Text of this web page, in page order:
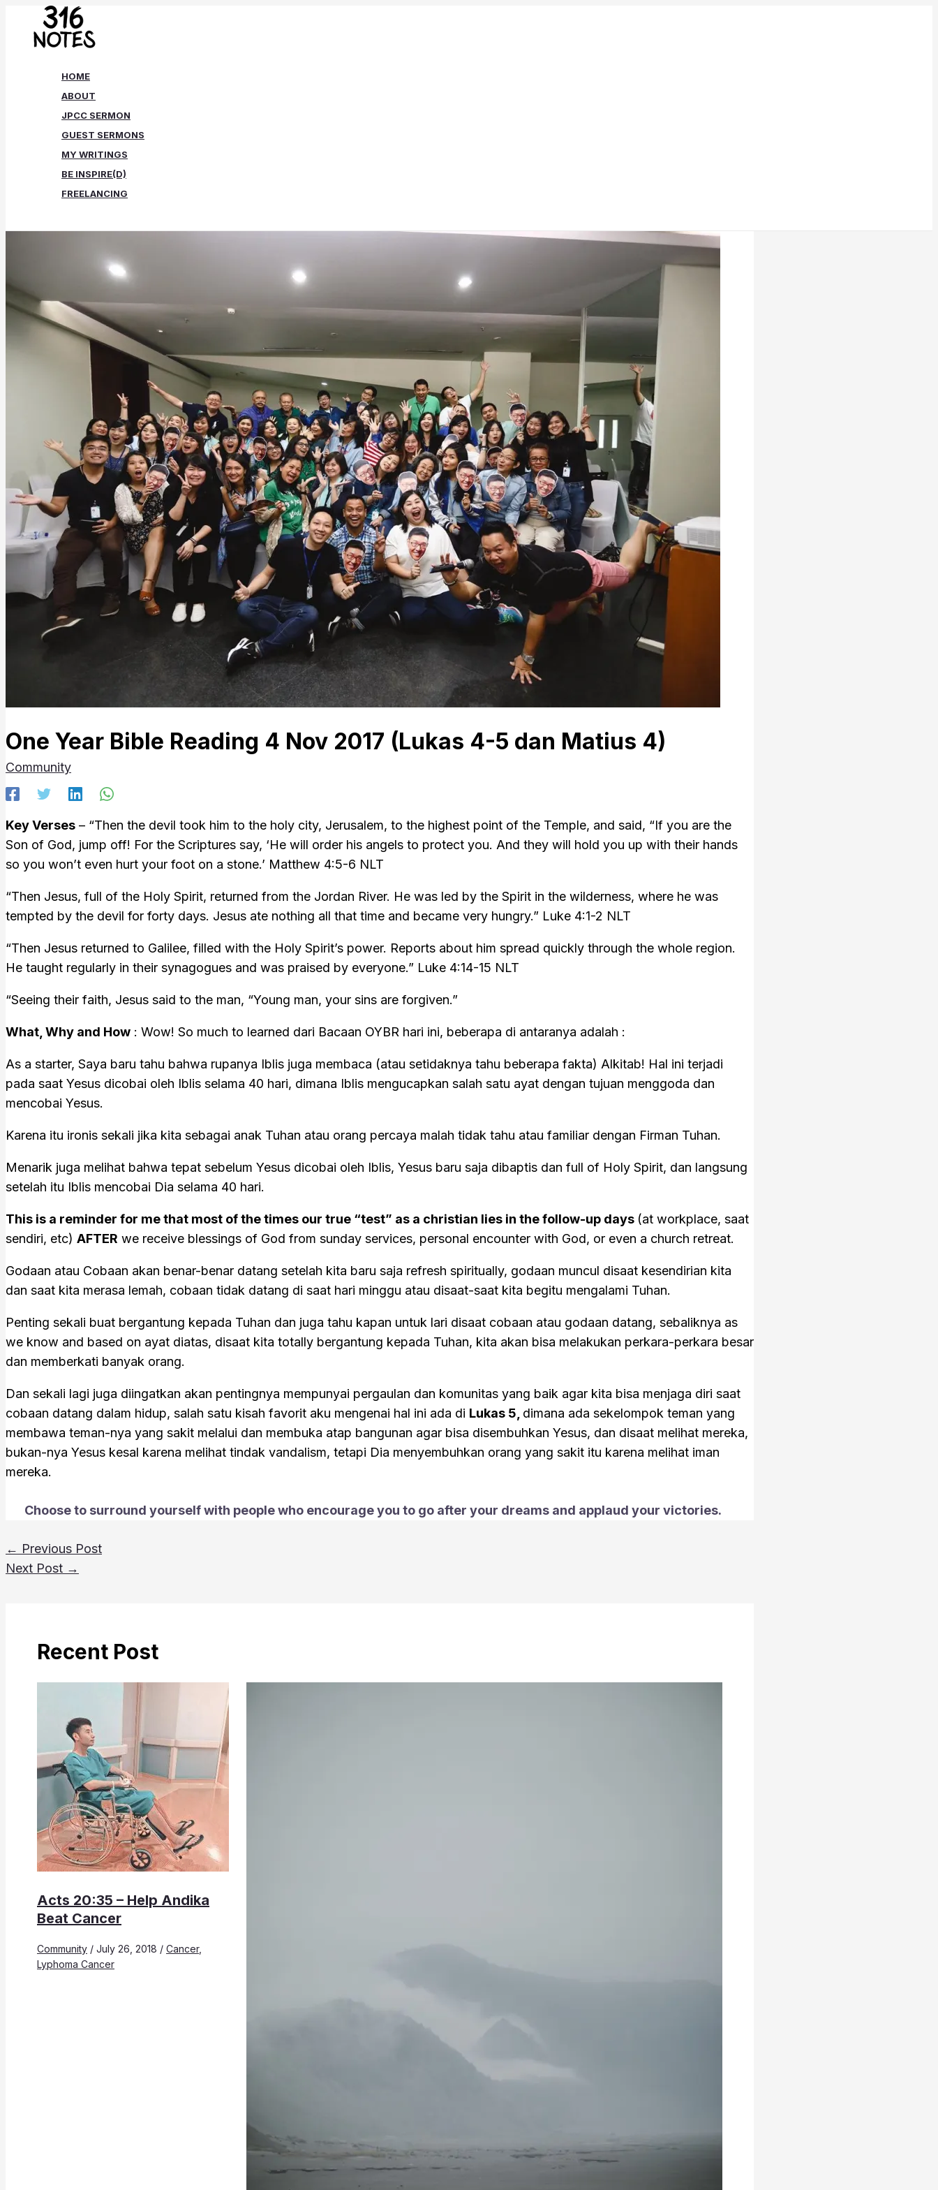
HOME
ABOUT
JPCC SERMON
GUEST SERMONS
MY WRITINGS
BE INSPIRE(D)
FREELANCING
One Year Bible Reading 4 Nov 2017 (Lukas 4-5 dan Matius 4)
Community
Key Verses – “Then the devil took him to the holy city, Jerusalem, to the highest point of the Temple, and said, “If you are the
Son of God, jump off! For the Scriptures say, ‘He will order his angels to protect you. And they will hold you up with their hands
so you won’t even hurt your foot on a stone.’ Matthew‬ ‭4:5-6‬ ‭NLT‬‬
“Then Jesus, full of the Holy Spirit, returned from the Jordan River. He was led by the Spirit in the wilderness, where he was
tempted by the devil for forty days. Jesus ate nothing all that time and became very hungry.” ‭‭Luke‬ ‭4:1-2‬ ‭NLT‬‬
“Then Jesus returned to Galilee, filled with the Holy Spirit’s power. Reports about him spread quickly through the whole region.
He taught regularly in their synagogues and was praised by everyone.” Luke‬ ‭4:14-15‬ ‭NLT‬‬
“Seeing their faith, Jesus said to the man, “Young man, your sins are forgiven.”
What, Why and How : Wow! So much to learned dari Bacaan OYBR hari ini, beberapa di antaranya adalah :
As a starter, Saya baru tahu bahwa rupanya Iblis juga membaca (atau setidaknya tahu beberapa fakta) Alkitab! Hal ini terjadi
pada saat Yesus dicobai oleh Iblis selama 40 hari, dimana Iblis mengucapkan salah satu ayat dengan tujuan menggoda dan
mencobai Yesus.
Karena itu ironis sekali jika kita sebagai anak Tuhan atau orang percaya malah tidak tahu atau familiar dengan Firman Tuhan.
Menarik juga melihat bahwa tepat sebelum Yesus dicobai oleh Iblis, Yesus baru saja dibaptis dan full of Holy Spirit, dan langsung
setelah itu Iblis mencobai Dia selama 40 hari.
This is a reminder for me that most of the times our true “test” as a christian lies in the follow-up days (at workplace, saat
sendiri, etc) AFTER we receive blessings of God from sunday services, personal encounter with God, or even a church retreat.
Godaan atau Cobaan akan benar-benar datang setelah kita baru saja refresh spiritually, godaan muncul disaat kesendirian kita
dan saat kita merasa lemah, cobaan tidak datang di saat hari minggu atau disaat-saat kita begitu mengalami Tuhan.
Penting sekali buat bergantung kepada Tuhan dan juga tahu kapan untuk lari disaat cobaan atau godaan datang, sebaliknya as
we know and based on ayat diatas, disaat kita totally bergantung kepada Tuhan, kita akan bisa melakukan perkara-perkara besar
dan memberkati banyak orang.
Dan sekali lagi juga diingatkan akan pentingnya mempunyai pergaulan dan komunitas yang baik agar kita bisa menjaga diri saat
cobaan datang dalam hidup, salah satu kisah favorit aku mengenai hal ini ada di Lukas 5, dimana ada sekelompok teman yang
membawa teman-nya yang sakit melalui dan membuka atap bangunan agar bisa disembuhkan Yesus, dan disaat melihat mereka,
bukan-nya Yesus kesal karena melihat tindak vandalism, tetapi Dia menyembuhkan orang yang sakit itu karena melihat iman
mereka.
Choose to surround yourself with people who encourage you to go after your dreams and applaud your victories.
← Previous Post
Next Post →
Recent Post
Acts 20:35 – Help Andika
Beat Cancer
Community / July 26, 2018 / Cancer,
Lyphoma Cancer